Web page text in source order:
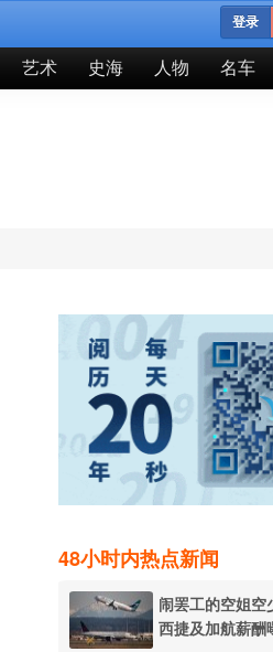
登录
艺术 史海 人物 名车
48小时内热点新闻
闹罢工的空姐空
西捷及加航薪酬